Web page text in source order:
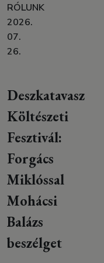
RÓLUNK
2026.
07.
26.
Deszkatavasz
Költészeti
Fesztivál:
Forgács
Miklóssal
Mohácsi
Balázs
beszélget